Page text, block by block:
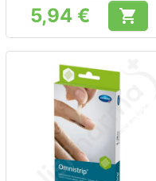
Prix
5,94 € 